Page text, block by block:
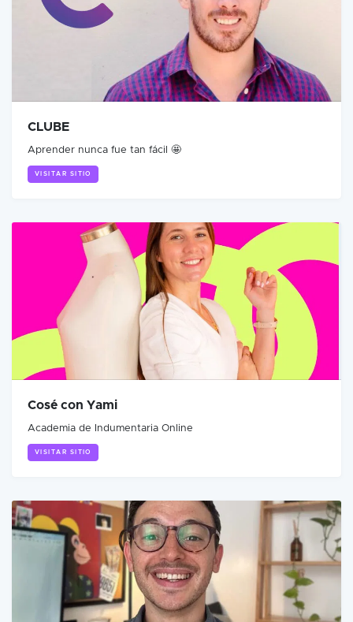
CLUBE
Aprender nunca fue tan fácil 🤩
VISITAR SITIO
Cosé con Yami
Academia de Indumentaria Online
VISITAR SITIO